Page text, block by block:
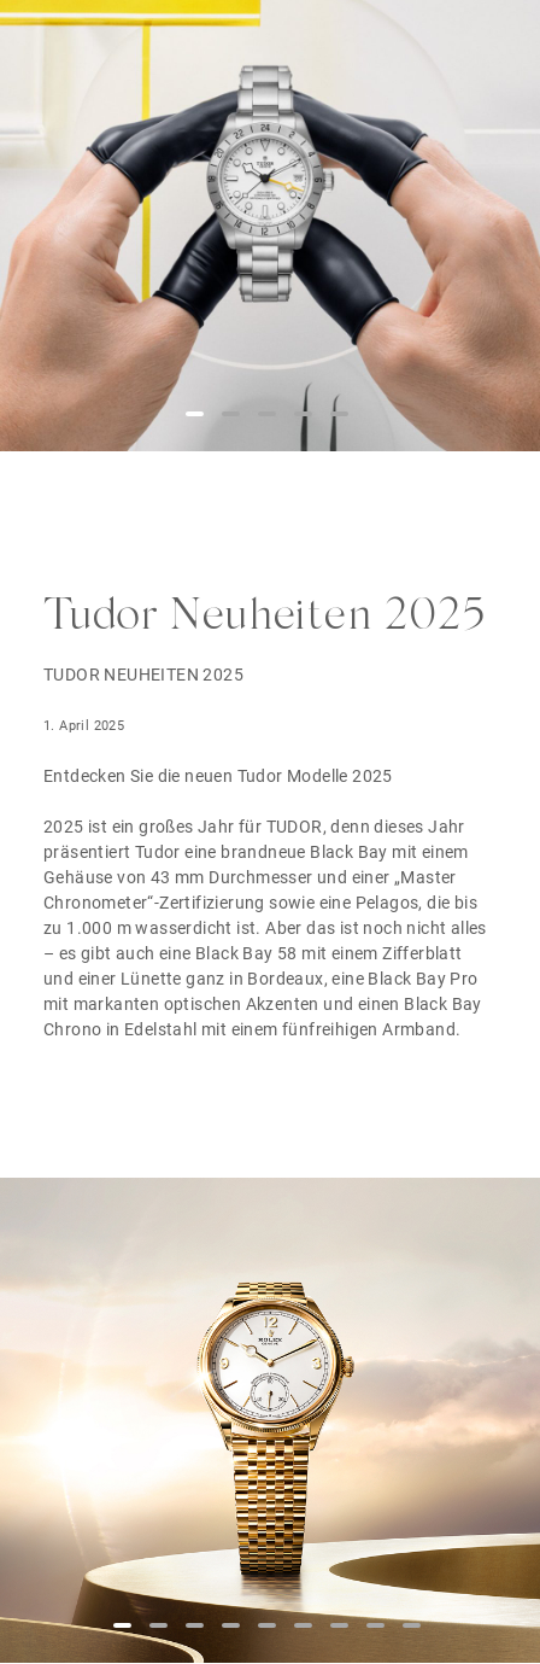
Tudor Neuheiten 2025
TUDOR NEUHEITEN 2025
1. April 2025
Entdecken Sie die neuen Tudor Modelle 2025
2025 ist ein großes Jahr für TUDOR, denn dieses Jahr
präsentiert Tudor eine brandneue Black Bay mit einem
Gehäuse von 43 mm Durchmesser und einer „Master
Chronometer“-Zertifizierung sowie eine Pelagos, die bis
zu 1.000 m wasserdicht ist. Aber das ist noch nicht alles
– es gibt auch eine Black Bay 58 mit einem Zifferblatt
und einer Lünette ganz in Bordeaux, eine Black Bay Pro
mit markanten optischen Akzenten und einen Black Bay
Chrono in Edelstahl mit einem fünfreihigen Armband.